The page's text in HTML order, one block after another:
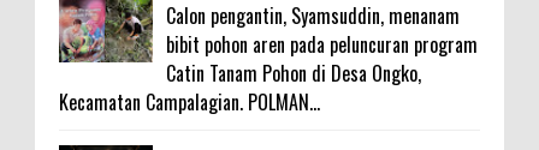
Calon pengantin, Syamsuddin, menanam
bibit pohon aren pada peluncuran program
Catin Tanam Pohon di Desa Ongko,
Kecamatan Campalagian. POLMAN...